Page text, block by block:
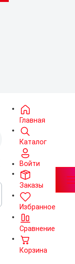
Главная
Каталог
Войти
Заказы
Избранное
Сравнение
Корзина